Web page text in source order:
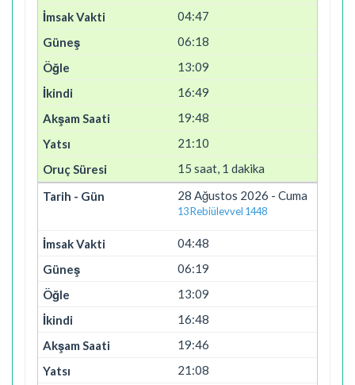
04:47
06:18
13:09
16:49
19:48
21:10
15 saat, 1 dakika
28 Ağustos 2026 - Cuma
13 Rebiülevvel 1448
04:48
06:19
13:09
16:48
19:46
21:08